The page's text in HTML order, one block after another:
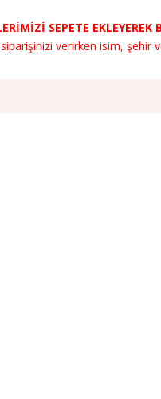
SEPETE
siparişinizi verirken isim,